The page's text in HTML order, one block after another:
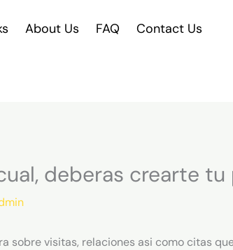
About Us FAQ Contact Us
deberas crearte
sobre visitas, relaciones asi como citas